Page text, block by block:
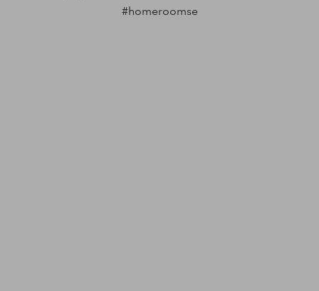
#homeroomse